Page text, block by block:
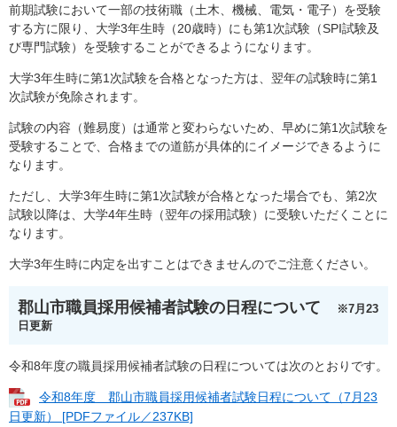
前期試験において一部の技術職（土木、機械、電気・電子）を受験
する方に限り、大学3年生時（20歳時）にも第1次試験（SPI試験及
び専門試験）を受験することができるようになります。
大学3年生時に第1次試験を合格となった方は、翌年の試験時に第1
次試験が免除されます。
試験の内容（難易度）は通常と変わらないため、早めに第1次試験を
受験することで、合格までの道筋が具体的にイメージできるように
なります。
ただし、大学3年生時に第1次試験が合格となった場合でも、第2次
試験以降は、大学4年生時（翌年の採用試験）に受験いただくことに
なります。
大学3年生時に内定を出すことはできませんのでご注意ください。
郡山市職員採用候補者試験の日程について
※7月23
日更新
令和8年度の職員採用候補者試験の日程については次のとおりです。
令和8年度 郡山市職員採用候補者試験日程について（7月23
日更新） [PDFファイル／237KB]